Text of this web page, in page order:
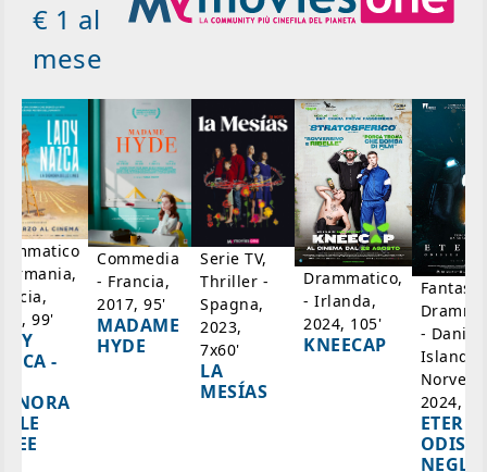
€ 1 al
mese
99'
-
Commedia
- Francia,
2017, 95'
MADAME
HYDE
Serie TV,
Thriller -
Spagna,
2023,
7x60'
LA
MESÍAS
Drammatico,
- Irlanda,
2024, 105'
KNEECAP
-
Islanda,
2024,
NEGLI